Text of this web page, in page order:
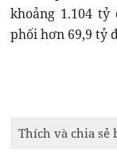
khoảng 1.104
phối hơn 69,9 tỷ
Thích và chia sẻ